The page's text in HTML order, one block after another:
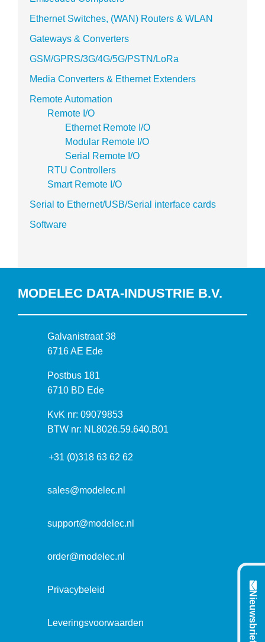
Ethernet Switches, (WAN) Routers & WLAN
Gateways & Converters
GSM/GPRS/3G/4G/5G/PSTN/LoRa
Media Converters & Ethernet Extenders
Remote Automation
Remote I/O
Ethernet Remote I/O
Modular Remote I/O
Serial Remote I/O
RTU Controllers
Smart Remote I/O
Serial to Ethernet/USB/Serial interface cards
Software
MODELEC DATA-INDUSTRIE B.V.
B
e
o
e
k
a
Galvanistraat 38
6716 AE Ede
P
o
t
a
s
Postbus 181
6710 BD Ede
I
n
o
m
KvK nr: 09079853
BTW nr: NL8026.59.640.B01
+31 (0)318 63 62 62
sales@modelec.nl
support@modelec.nl
order@modelec.nl
Privacybeleid
Leveringsvoorwaarden Nieuwsbrief